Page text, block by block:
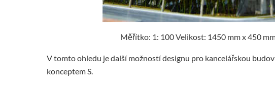
Měřítko: 1: 100 Velikost: 1450 mm x 450
V tomto ohledu je další možností designu pro kancelářskou
konceptem S.